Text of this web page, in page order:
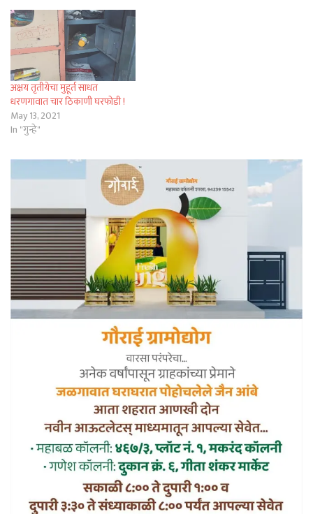
अक्षय तृतीयेचा मुहूर्त साधत
धरणगावात चार ठिकाणी घरफोडी !
May 13, 2021
In "गुन्हे"